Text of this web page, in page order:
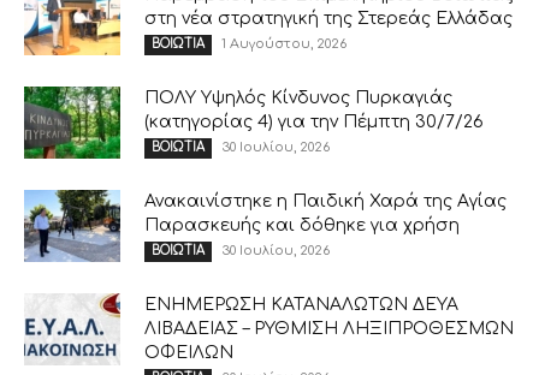
στη νέα στρατηγική της Στερεάς Ελλάδας
ΒΟΙΩΤΙΑ 1 Αυγούστου, 2026
ΠΟΛΥ Υψηλός Κίνδυνος Πυρκαγιάς
(κατηγορίας 4) για την Πέμπτη 30/7/26
ΒΟΙΩΤΙΑ 30 Ιουλίου, 2026
Ανακαινίστηκε η Παιδική Χαρά της Αγίας
Παρασκευής και δόθηκε για χρήση
ΒΟΙΩΤΙΑ 30 Ιουλίου, 2026
ΕΝΗΜΕΡΩΣΗ ΚΑΤΑΝΑΛΩΤΩΝ ΔΕΥΑ
ΛΙΒΑΔΕΙΑΣ – ΡΥΘΜΙΣΗ ΛΗΞΙΠΡΟΘΕΣΜΩΝ
ΟΦΕΙΛΩΝ